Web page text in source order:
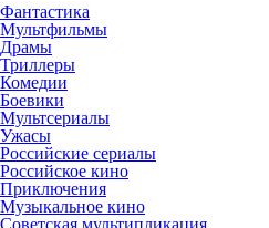
Фантастика
Мультфильмы
Драмы
Триллеры
Комедии
Боевики
Мультсериалы
Ужасы
Российские сериалы
Российское кино
Приключения
Музыкальное кино
Советская мультипликация